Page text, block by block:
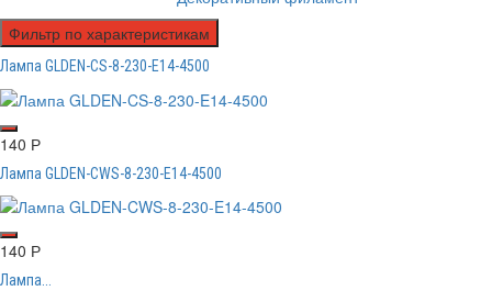
Фильтр по характеристикам
Лампа GLDEN-CS-8-230-E14-4500
140 Р
Лампа GLDEN-CWS-8-230-E14-4500
140 Р
Лампа...